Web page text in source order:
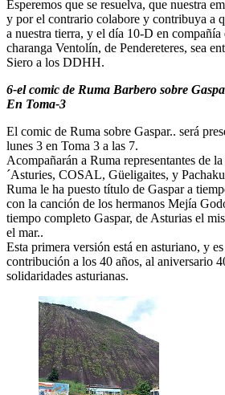
Esperemos que se resuelva, que nuestra
y por el contrario colabore y contribuya a
a nuestra tierra, y el día 10-D en
charanga Ventolín, de Pendereteres, sea
Siero a los DDHH.
6-el comic de Ruma Barbero sobre
En Toma-3
El comic de Ruma sobre Gaspar.. será
lunes 3 en Toma 3 a las 7.
Acompañarán a Ruma representantes de
´Asturies, COSAL, Güeligaites, y
Ruma le ha puesto título de Gaspar a
con la canción de los hermanos Mejía
tiempo completo Gaspar, de Asturias el
el mar..
Esta primera versión está en asturiano, y
contribución a los 40 años, al aniversario
solidaridades asturianas.